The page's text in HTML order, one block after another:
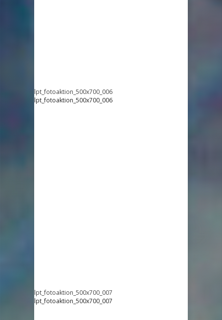
lpt_fotoaktion_500x700_006
lpt_fotoaktion_500x700_006
lpt_fotoaktion_500x700_007
lpt_fotoaktion_500x700_007